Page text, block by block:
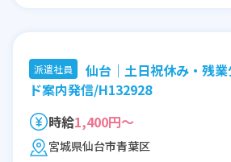
派遣社員
仙台｜土日祝休み・残
ド案内発信/H132928
時給1,400円～
宮城県仙台市青葉区